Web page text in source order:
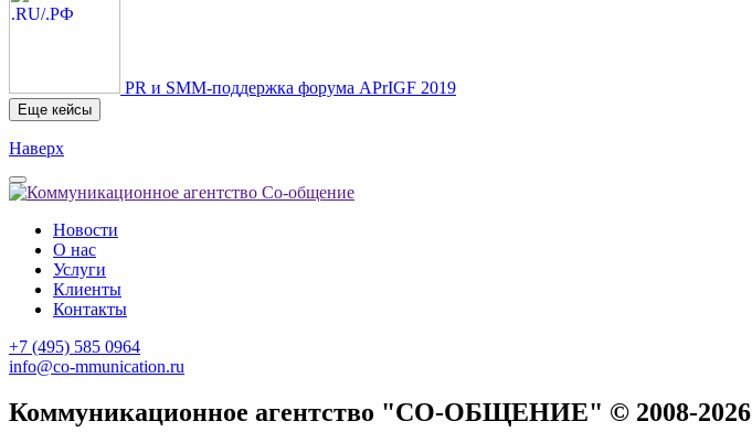
PR и SMM-поддержка форума APrIGF 2019
Еще кейсы
Наверх
Новости
О нас
Услуги
Клиенты
Контакты
+7 (495) 585 0964
info@co-mmunication.ru
Коммуникационное агентство "СО-ОБЩЕНИЕ" © 2008-2026